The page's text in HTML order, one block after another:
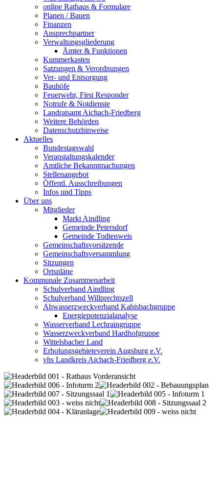
online Rathaus & Formulare
Planen / Bauen
Finanzen
Ansprechpartner
Verwaltungsgliederung
Ämter & Funktionen
Kummerkasten
Satzungen & Verordnungen
Ver- und Entsorgung
Bauhöfe
Feuerwehr, First Responder
Notrufe & Notdienste
Landratsamt Aichach-Friedberg
Weitere Behörden
Datenschutzhinweise
Aktuelles
Bundestagswahl
Veranstaltungskalender
Amtliche Bekanntmachungen
Stellenangebot
Öffentl. Ausschreibungen
Infos und Tipps
Über uns
Mitglieder
Markt Aindling
Gemeinde Petersdorf
Gemeinde Todtenweis
Gemeinschaftsvorsitzende
Gemeinschaftsversammlung
Sitzungen
Ortspläne
Kommunale Zusammenarbeit
Schulverband Aindling
Schulverband Willprechtszell
Abwasserzweckverband Kabisbachgruppe
Energiepotenzialanalyse
Wasserverband Lechraingruppe
Wasserzweckverband Hardhofgruppe
Wittelsbacher Land
Erholungsgebieteverein Augsburg e.V.
vhs Landkreis Aichach-Friedberg e.V.